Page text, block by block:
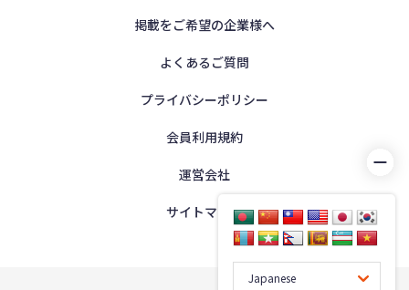
掲載をご希望の企業様へ
よくあるご質問
プライバシーポリシー
会員利用規約
運営会社
サイトマップ